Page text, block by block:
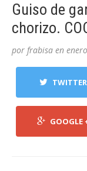
Guiso de
chorizo.
por frabisa en
TWITTER
GOOGLE